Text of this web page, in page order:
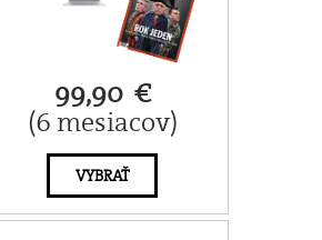
99,90 €
(6 mesiacov)
VYBRAŤ